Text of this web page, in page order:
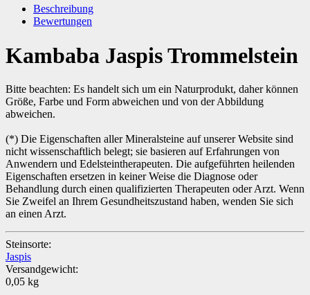
Beschreibung
Bewertungen
Kambaba Jaspis Trommelstein
Bitte beachten: Es handelt sich um ein Naturprodukt, daher können
Größe, Farbe und Form abweichen und von der Abbildung
abweichen.
(*) Die Eigenschaften aller Mineralsteine auf unserer Website sind
nicht wissenschaftlich belegt; sie basieren auf Erfahrungen von
Anwendern und Edelsteintherapeuten. Die aufgeführten heilenden
Eigenschaften ersetzen in keiner Weise die Diagnose oder
Behandlung durch einen qualifizierten Therapeuten oder Arzt. Wenn
Sie Zweifel an Ihrem Gesundheitszustand haben, wenden Sie sich
an einen Arzt.
Steinsorte:
Jaspis
Versandgewicht:
0,05 kg